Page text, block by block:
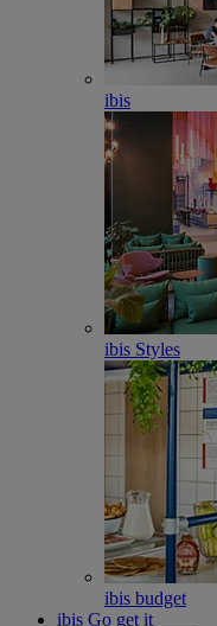
ibis
ibis Styles
ibis budget
ibis Go get it